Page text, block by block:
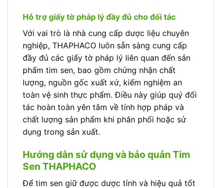
Hỗ trợ giấy tờ pháp lý đầy đủ cho đối tác
Với vai trò là nhà cung cấp dược liệu chuyên
nghiệp, THAPHACO luôn sẵn sàng cung cấp
đầy đủ các giấy tờ pháp lý liên quan đến sản
phẩm tim sen, bao gồm chứng nhận chất
lượng, nguồn gốc xuất xứ, kiểm nghiệm an
toàn vệ sinh thực phẩm. Điều này giúp quý đối
tác hoàn toàn yên tâm về tính hợp pháp và
chất lượng sản phẩm khi phân phối hoặc sử
dụng trong sản xuất.
Hướng dẫn sử dụng và bảo quản Tim
Sen THAPHACO
Để tim sen giữ được dược tính và hiệu quả tốt